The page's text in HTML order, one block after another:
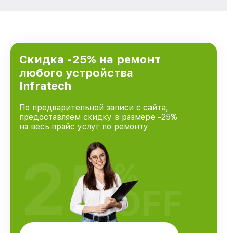
Скидка -25% на ремонт
любого устройства
Infratech
По предварительной записи с сайта,
предоставляем скидку в размере -25%
на весь прайс услуг по ремонту
25%
OFF